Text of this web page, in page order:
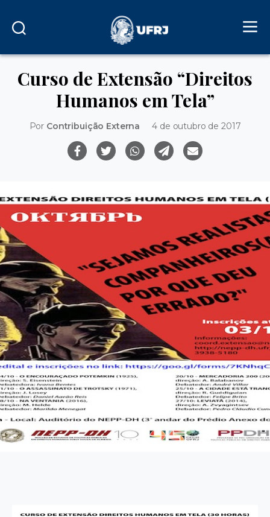
Curso de Extensão “Direitos
Humanos em Tela”
Por Contribuição Externa 4 de outubro de 2017